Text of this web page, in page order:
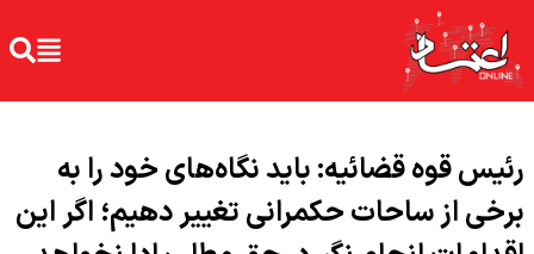
رئیس قوه قضائیه: باید نگاه‌های خود را به
برخی از ساحات حکمرانی تغییر دهیم؛ اگر این